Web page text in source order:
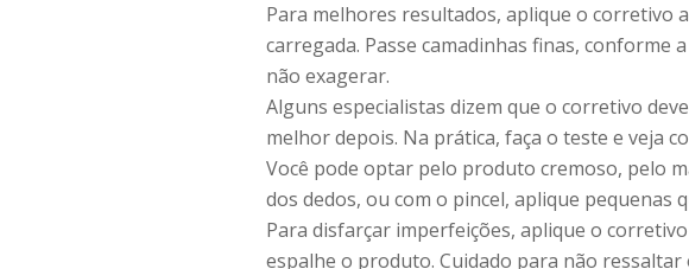
Para melhores resultados, aplique o corretivo
carregada. Passe camadinhas finas, conforme
não exagerar.
Alguns especialistas dizem que o corretivo
melhor depois. Na prática, faça o teste e veja
Você pode optar pelo produto cremoso, pelo
dos dedos, ou com o pincel, aplique
Para disfarçar imperfeições, aplique o
espalhe o produto. Cuidado para não ressaltar